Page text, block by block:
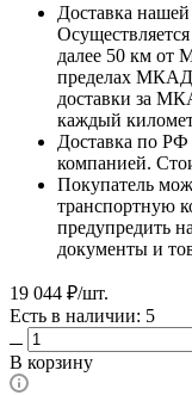
Доставка
далее 50 км от
пределах
доставки за
каждый
Доставка по РФ
компанией.
Покупатель
транспортную
предупредить
документы и
19 044 ₽/шт.
Есть в наличии: 5
В корзину